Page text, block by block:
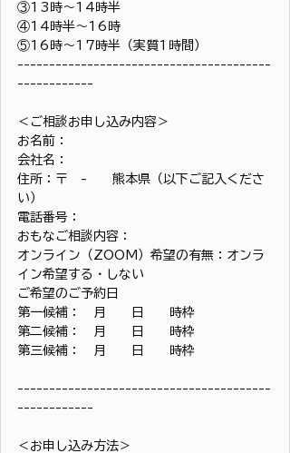
③13時〜14時半
④14時半〜16時
⑤16時〜17時半（実質1時間）
----------------------------------------
------------
＜ご相談お申し込み内容＞
お名前：
会社名：
住所：〒　-　　熊本県（以下ご記入くださ
い）
電話番号：
おもなご相談内容：
オンライン（ZOOM）希望の有無：オンラ
イン希望する・しない
ご希望のご予約日
第一候補：　月　　日　　時枠
第二候補：　月　　日　　時枠
第三候補：　月　　日　　時枠
----------------------------------------
------------
＜お申し込み方法＞